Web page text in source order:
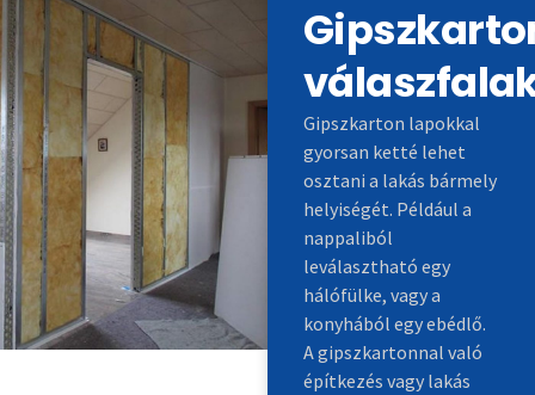
Gipszkarton lapokkal
gyorsan ketté lehet
osztani a lakás bármely
helyiségét. Például a
nappaliból
leválasztható egy
hálófülke, vagy a
konyhából egy ebédlő.
A gipszkartonnal való
építkezés vagy lakás